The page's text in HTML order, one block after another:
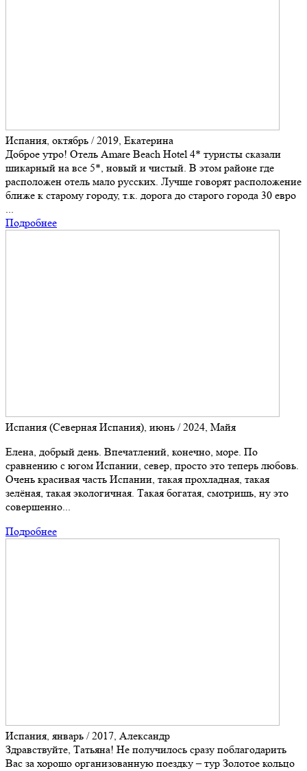
Испания, октябрь / 2019, Екатерина
Доброе утро! Отель Amare Beach Hotel 4* туристы сказали
шикарный на все 5*, новый и чистый. В этом районе где
расположен отель мало русских. Лучше говорят расположение
ближе к старому городу, т.к. дорога до старого города 30 евро
...
Подробнее
Испания (Северная Испания), июнь / 2024, Майя
Елена, добрый день. Впечатлений, конечно, море. По
сравнению с югом Испании, север, просто это теперь любовь.
Очень красивая часть Испании, такая прохладная, такая
зелёная, такая экологичная. Такая богатая, смотришь, ну это
совершенно...
Подробнее
Испания, январь / 2017, Александр
Здравствуйте, Татьяна! Не получилось сразу поблагодарить
Вас за хорошо организованную поездку – тур Золотое кольцо